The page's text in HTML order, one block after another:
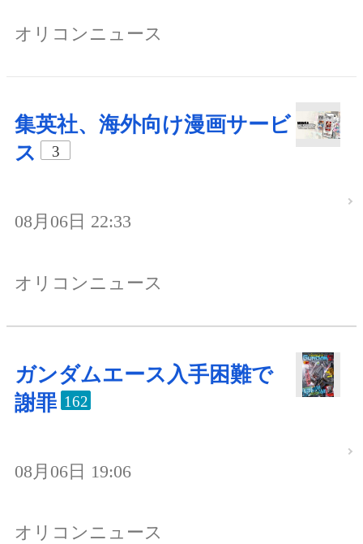
オリコンニュース
集英社、海外向け漫画サービ
ス
3
08月06日 22:33
オリコンニュース
ガンダムエース入手困難で
謝罪 162
08月06日 19:06
オリコンニュース